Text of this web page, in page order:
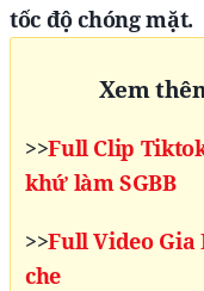
tốc độ chóng mặt.
Xem
>>Full Clip
khứ làm SGBB
>>Full Video
che